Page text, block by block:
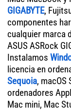
GIGABYTE,
componentes
cualquier marca
ASUS ASRock
Instalamos
licencia en
Sequoia, macOS
ordenadores
Mac mini, Mac